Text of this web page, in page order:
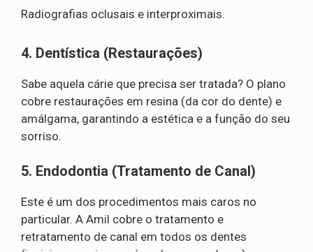
Radiografias oclusais e interproximais.
4. Dentística (Restaurações)
Sabe aquela cárie que precisa ser tratada? O plano
cobre restaurações em resina (da cor do dente) e
amálgama, garantindo a estética e a função do seu
sorriso.
5. Endodontia (Tratamento de Canal)
Este é um dos procedimentos mais caros no
particular. A Amil cobre o tratamento e
retratamento de canal em todos os dentes